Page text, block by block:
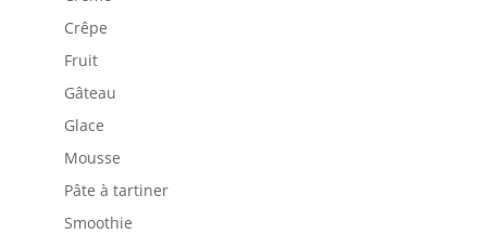
Crêpe
Fruit
Gâteau
Glace
Mousse
Pâte à tartiner
Smoothie